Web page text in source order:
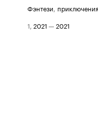
фэнтези, приключения
1, 2021 — 2021